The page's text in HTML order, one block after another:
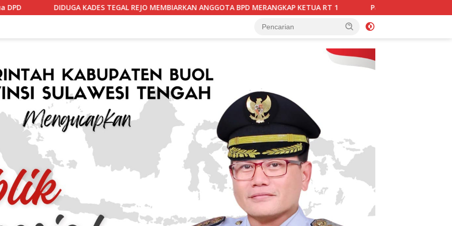
KADES TEGAL REJO MEMBIARKAN ANGGOTA BPD MERANGKAP KETUA RT 1 Paduan Suara Musik Gerejawi Nusantara